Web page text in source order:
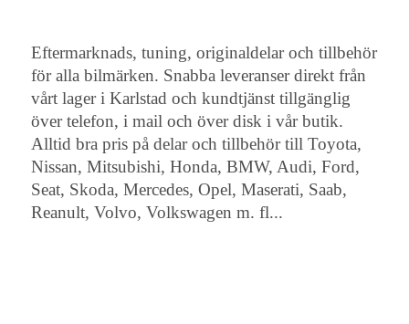
Eftermarknads, tuning, originaldelar och tillbehör
för alla bilmärken. Snabba leveranser direkt från
vårt lager i Karlstad och kundtjänst tillgänglig
över telefon, i mail och över disk i vår butik.
Alltid bra pris på delar och tillbehör till Toyota,
Nissan, Mitsubishi, Honda, BMW, Audi, Ford,
Seat, Skoda, Mercedes, Opel, Maserati, Saab,
Reanult, Volvo, Volkswagen m. fl...